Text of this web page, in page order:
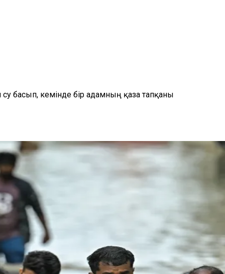
басып, кемінде бір адамның қаза тапқаны